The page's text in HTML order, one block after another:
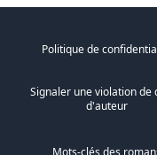
Politique de
Signaler une violation de
d'auteur
Mots-clés des